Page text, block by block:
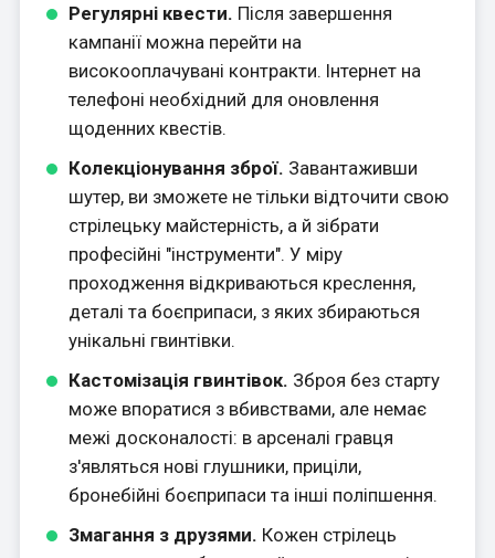
Регулярні квести. Після завершення
кампанії можна перейти на
високооплачувані контракти. Інтернет на
телефоні необхідний для оновлення
щоденних квестів.
Колекціонування зброї. Завантаживши
шутер, ви зможете не тільки відточити свою
стрілецьку майстерність, а й зібрати
професійні "інструменти". У міру
проходження відкриваються креслення,
деталі та боєприпаси, з яких збираються
унікальні гвинтівки.
Кастомізація гвинтівок. Зброя без старту
може впоратися з вбивствами, але немає
межі досконалості: в арсеналі гравця
з'являться нові глушники, приціли,
бронебійні боєприпаси та інші поліпшення.
Змагання з друзями. Кожен стрілець